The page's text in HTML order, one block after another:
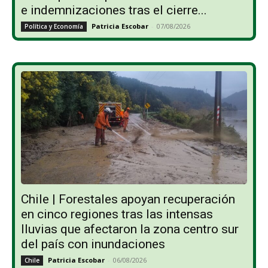
e indemnizaciones tras el cierre...
Política y Economía Patricia Escobar - 07/08/2026
Chile | Forestales apoyan recuperación
en cinco regiones tras las intensas
lluvias que afectaron la zona centro sur
del país con inundaciones
Chile Patricia Escobar - 06/08/2026